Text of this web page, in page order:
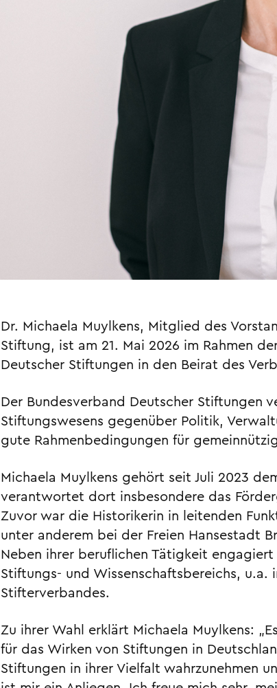
Dr. Michaela Muylkens, Mitglied des
Stiftung, ist am 21. Mai 2026 im Rahmen
Deutscher Stiftungen in den Beirat des
Der Bundesverband Deutscher Stiftungen
Stiftungswesens gegenüber Politik,
gute Rahmenbedingungen für
Michaela Muylkens gehört seit Juli 2023
verantwortet dort insbesondere das
Zuvor war die Historikerin in leitenden
unter anderem bei der Freien Hansestadt
Neben ihrer beruflichen Tätigkeit
Stiftungs- und Wissenschaftsbereichs,
Stifterverbandes.
Zu ihrer Wahl erklärt Michaela Muylkens:
für das Wirken von Stiftungen in
Stiftungen in ihrer Vielfalt wahrzunehmen